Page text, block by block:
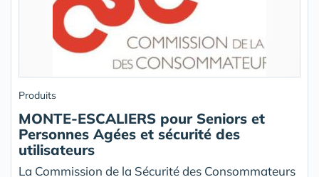
Produits
MONTE-ESCALIERS pour Seniors et
Personnes Agées et sécurité des
utilisateurs
La Commission de la Sécurité des Consommateurs